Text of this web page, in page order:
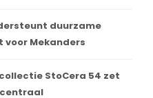
duurzame
Mekanders
StoCera 54 zet